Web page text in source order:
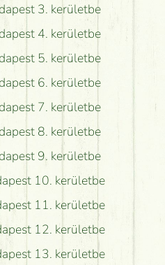
3. kerületbe
4. kerületbe
5. kerületbe
6. kerületbe
7. kerületbe
8. kerületbe
9. kerületbe
10. kerületbe
11. kerületbe
12. kerületbe
13. kerületbe